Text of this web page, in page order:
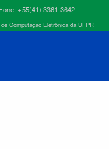
+55(41) 3361-3642
Computação Eletrônica da UFPR